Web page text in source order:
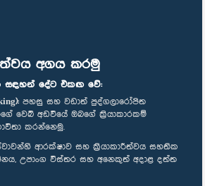
අගය කරමු
සඳහන් දේට එකඟ වේ:
පහසු සහ වඩාත් පුද්ගලාරෝපිත
වෙබ් අඩවියේ ඔබගේ ක්‍රියාකාරකම්
කරන්නෙමු.
ආරක්ෂාව සහ ක්‍රියාකාරීත්වය සහතික
උපාංග විස්තර සහ අනෙකුත් අදාළ දත්ත